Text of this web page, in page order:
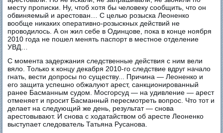
месту прописки. Ну, чтоб хотя бы человеку сообщить, что он
обвиняемый и арестован… С целью розыска Леоненко
вообще никаких оперативно-розыскных действий не
проводилось. А он жил себе в Одинцове, пока в конце ноября
2010 года не пошел менять паспорт в местное отделение
УВД…
С момента задержания следственные действия с ним вели
вяло. Только к концу декабря 2010-го следствие вдруг начало
гнать, вести допросы по существу... Причина — Леоненко и
его защита успешно обжалуют арест, санкционированный
ранее Басманным судом. Мосгорсуд — на удивление — арест
отменяет и просит Басманный пересмотреть вопрос. Что тот и
делает на следующий же день, результат — снова
арестовывают. И снова с ходатайством об аресте Леоненко
выступает следователь Татьяна Русанова.